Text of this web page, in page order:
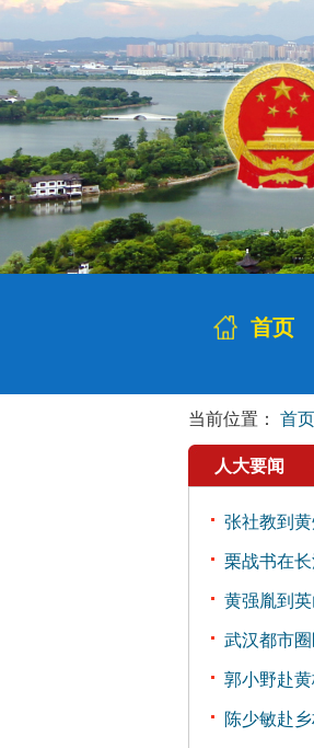
首页
当前位置： 首页
人大要闻
张社教到
栗战书在
黄强胤到
武汉都市
郭小野赴
陈少敏赴